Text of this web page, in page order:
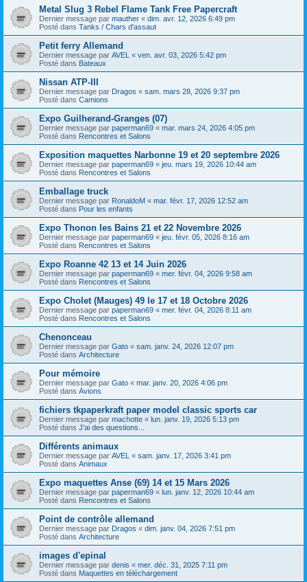
Metal Slug 3 Rebel Flame Tank Free Papercraft
Dernier message par mauther « dim. avr. 12, 2026 6:49 pm
Posté dans Tanks / Chars d'assaut
Petit ferry Allemand
Dernier message par AVEL « ven. avr. 03, 2026 5:42 pm
Posté dans Bateaux
Nissan ATP-III
Dernier message par Dragos « sam. mars 28, 2026 9:37 pm
Posté dans Camions
Expo Guilherand-Granges (07)
Dernier message par paperman69 « mar. mars 24, 2026 4:05 pm
Posté dans Rencontres et Salons
Exposition maquettes Narbonne 19 et 20 septembre 2026
Dernier message par paperman69 « jeu. mars 19, 2026 10:44 am
Posté dans Rencontres et Salons
Emballage truck
Dernier message par RonaldoM « mar. févr. 17, 2026 12:52 am
Posté dans Pour les enfants
Expo Thonon les Bains 21 et 22 Novembre 2026
Dernier message par paperman69 « jeu. févr. 05, 2026 8:16 am
Posté dans Rencontres et Salons
Expo Roanne 42 13 et 14 Juin 2026
Dernier message par paperman69 « mer. févr. 04, 2026 9:58 am
Posté dans Rencontres et Salons
Expo Cholet (Mauges) 49 le 17 et 18 Octobre 2026
Dernier message par paperman69 « mer. févr. 04, 2026 8:11 am
Posté dans Rencontres et Salons
Chenonceau
Dernier message par Gato « sam. janv. 24, 2026 12:07 pm
Posté dans Architecture
Pour mémoire
Dernier message par Gato « mar. janv. 20, 2026 4:06 pm
Posté dans Avions
fichiers tkpaperkraft paper model classic sports car
Dernier message par machotte « lun. janv. 19, 2026 5:13 pm
Posté dans J'ai des questions...
Différents animaux
Dernier message par AVEL « sam. janv. 17, 2026 3:41 pm
Posté dans Animaux
Expo maquettes Anse (69) 14 et 15 Mars 2026
Dernier message par paperman69 « lun. janv. 12, 2026 10:44 am
Posté dans Rencontres et Salons
Point de contrôle allemand
Dernier message par Dragos « dim. janv. 04, 2026 7:51 pm
Posté dans Architecture
images d'epinal
Dernier message par denis « mer. déc. 31, 2025 7:11 pm
Posté dans Maquettes en téléchargement